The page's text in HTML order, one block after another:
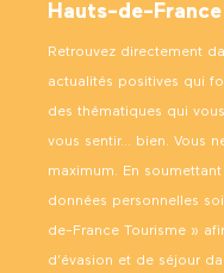
Hauts-de-
Retrouvez directement
actualités positives qui
des thématiques qui
vous sentir… bien. Vous
maximum. En
données personnelles
de-France Tourisme »
d’évasion et de séjour